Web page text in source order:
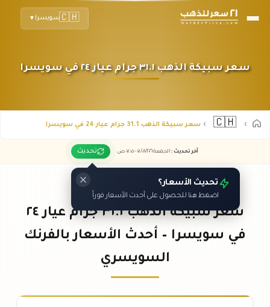
🇨🇭سويسرا ▼
سعر سبيكة الذهب ٣١.١ جرام عيار ٢٤ في سويسرا
🇨🇭 سعر سبيكة الذهب 31.1 جرام عيار 24 في سويسرا
آخر تحديث : الجمعة ٠٧ /٠٨/٢٠٢٦ - ٠٧:٠٥ ص تحديث
تحديث الأسعار؟
اضغط هنا للحصول على أحدث الأسعار فوراً
سعر سبيكة الذهب ٣١.١ جرام عيار ٢٤
في سويسرا – أحدث الأسعار بالفرنك
السويسري